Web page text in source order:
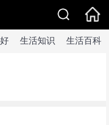
生活知识 生活百科